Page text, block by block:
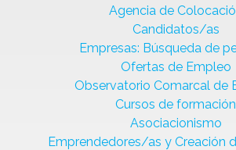
Agencia de
Candidatos/as
Empresas: Búsqueda de
Ofertas de Empleo
Observatorio Comarcal de
Cursos de formación
Asociacionismo
Emprendedores/as y Creación